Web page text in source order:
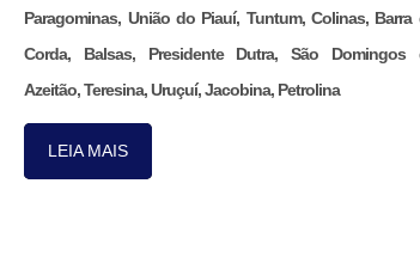
Paragominas, União do Piauí, Tuntum, Colinas, Barra
Corda, Balsas, Presidente Dutra, São Domingos
Azeitão, Teresina, Uruçuí, Jacobina, Petrolina
LEIA MAIS